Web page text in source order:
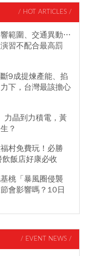
杜拜、巴林、卡達、科
半駐有美軍基地，杜拜
高級外交官加爾加什發
美國和以色列的空襲，
展，並呼籲重返談判
地區必須避免發生我們
什表示，阿聯酋事先並
結果，阿聯酋對此早有
來解決這些問題。卡達
措辭譴責伊朗公然侵略
林王國、科威特國和約
交部重申，對上述兄弟
國際法原則將帶來嚴重
度關切美國和以色列軍
整應該受到尊重。中國
步升級，恢復對話談
解。（原文刊載於2/28
/ HOT ARTICLES /
範圍、交通異動…
習不配合最高罰
9成提煉產能、掐
下，台灣最該擔心
力晶到力積電，黃
？
村免費玩！必勝
飯店好康必收
桃「暴風圈侵襲
會影響嗎？10日
/ EVENT NEWS /